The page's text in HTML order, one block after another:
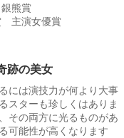
熊賞
主演女優賞
跡の美女
には演技力が何より大事
スターも珍しくはありま
その両方に光るものがあ
可能性が高くなります